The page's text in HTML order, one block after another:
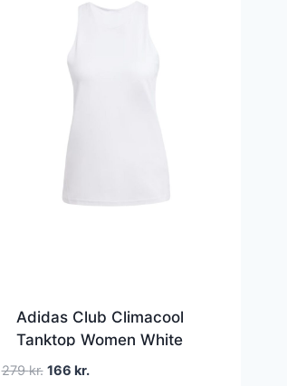
Adidas Club Climacool
Tanktop Women White
279kr. Den
166 kr.Den